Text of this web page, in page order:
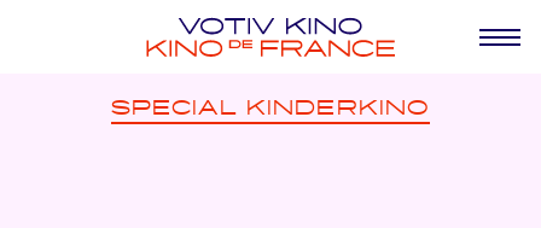
SPECIAL KINDERKINO